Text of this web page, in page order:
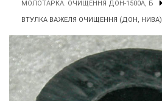
МОЛОТАРКА. ОЧИЩЕННЯ ДОН-1500А, Б
ВТУЛКА ВАЖЕЛЯ ОЧИЩЕННЯ (ДОН, НИВА)